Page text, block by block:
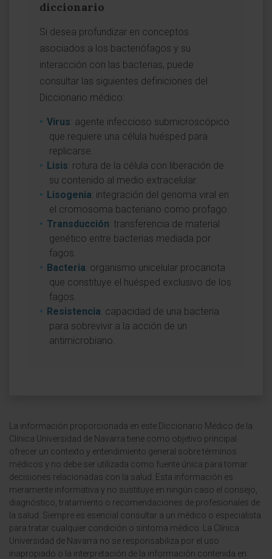
diccionario
Si desea profundizar en conceptos
asociados a los bacteriófagos y su
interacción con las bacterias, puede
consultar las siguientes definiciones del
Diccionario médico:
Virus: agente infeccioso submicroscópico
que requiere una célula huésped para
replicarse.
Lisis: rotura de la célula con liberación de
su contenido al medio extracelular.
Lisogenia: integración del genoma viral en
el cromosoma bacteriano como profago.
Transducción: transferencia de material
genético entre bacterias mediada por
fagos.
Bacteria: organismo unicelular procariota
que constituye el huésped exclusivo de los
fagos.
Resistencia: capacidad de una bacteria
para sobrevivir a la acción de un
antimicrobiano.
La información proporcionada en este Diccionario Médico de la
Clínica Universidad de Navarra tiene como objetivo principal
ofrecer un contexto y entendimiento general sobre términos
médicos y no debe ser utilizada como fuente única para tomar
decisiones relacionadas con la salud. Esta información es
meramente informativa y no sustituye en ningún caso el consejo,
diagnóstico, tratamiento o recomendaciones de profesionales de
la salud. Siempre es esencial consultar a un médico o especialista
para tratar cualquier condición o síntoma médico. La Clínica
Universidad de Navarra no se responsabiliza por el uso
inapropiado o la interpretación de la información contenida en